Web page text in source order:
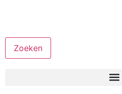
Zoeken